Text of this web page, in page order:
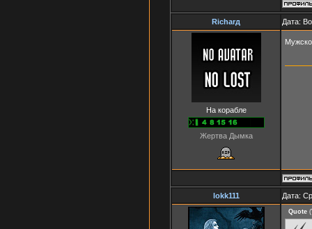
Richarд Дата:
На корабле
Жертва Дымка
lokk111 Дата:
Quote (